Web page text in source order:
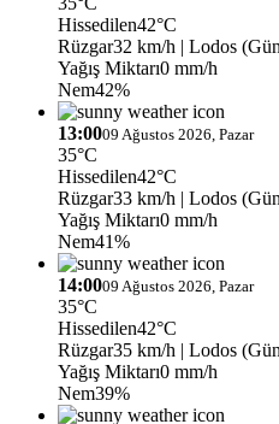
Hissedilen42°C
Rüzgar32 km/h | Lodos
Yağış Miktarı0 mm/h
Nem42%
13:0009 Ağustos 2026, Pazar
35°C
Hissedilen42°C
Rüzgar33 km/h | Lodos
Yağış Miktarı0 mm/h
Nem41%
14:0009 Ağustos 2026, Pazar
35°C
Hissedilen42°C
Rüzgar35 km/h | Lodos
Yağış Miktarı0 mm/h
Nem39%